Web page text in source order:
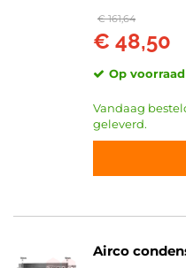
€ 161,64
€ 48,50
Op voorraad
Vandaag
geleverd.
Airco